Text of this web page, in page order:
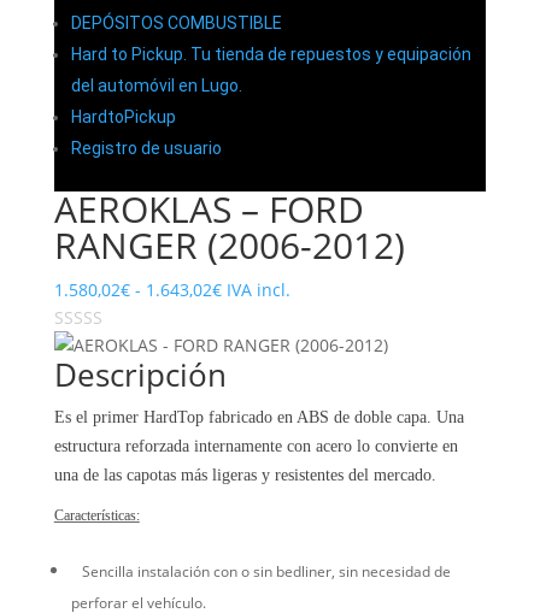
DEPÓSITOS COMBUSTIBLE
Hard to Pickup. Tu tienda de repuestos y equipación
del automóvil en Lugo.
HardtoPickup
Registro de usuario
AEROKLAS – FORD
RANGER (2006-2012)
1.580,02€ - 1.643,02€Rango
precios:
desde
hasta
1.643,02€
IVA incl.
Descripción
Es el primer HardTop fabricado en ABS de doble capa. Una
estructura reforzada internamente con acero lo convierte en
una de las capotas más ligeras y resistentes del mercado.
Características:
Sencilla instalación con o sin bedliner, sin necesidad de
perforar el vehículo.